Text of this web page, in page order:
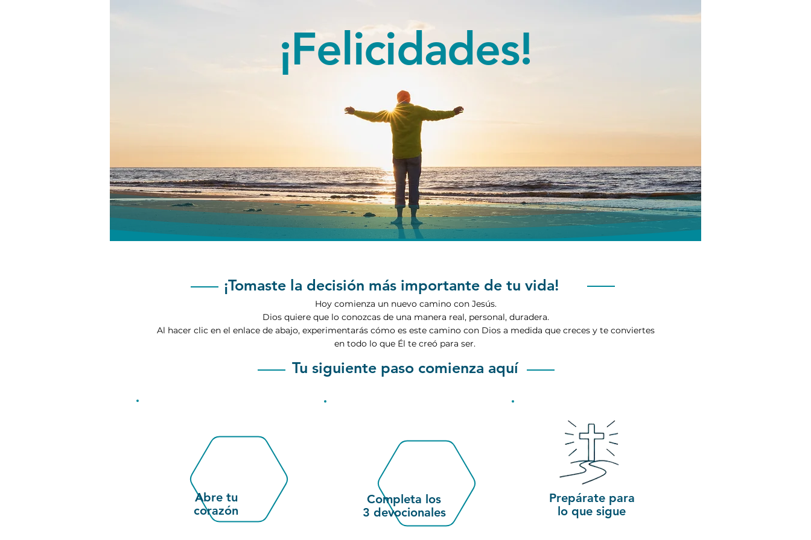
¡Felicidades!
¡Tomaste la decisión más importante de tu vida!
Hoy comienza un nuevo camino con Jesús.
Dios quiere que lo conozcas de una manera real, personal, duradera.
Al hacer clic en el enlace de abajo, experimentarás cómo es este camino con Dios a medida que creces y te conviertes
en todo lo que Él te creó para ser.
Tu siguiente paso comienza aquí
Abre tu
corazón
Completa los
3 devocionales
Prepárate para
lo que sigue